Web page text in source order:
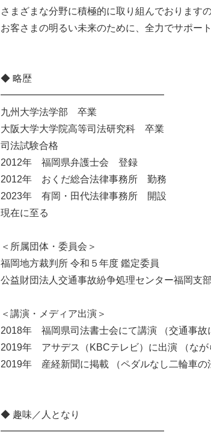
さまざまな分野に積極的に取り組んでおります
お客さまの明るい未来のために、全力でサポー
◆ 略歴
━━━━━━━━━━━━━━━━━
九州大学法学部 卒業
大阪大学大学院高等司法研究科 卒業
司法試験合格
2012年 福岡県弁護士会 登録
2012年 おくだ総合法律事務所 勤務
2023年 有岡・田代法律事務所 開設
現在に至る
＜所属団体・委員会＞
福岡地方裁判所 令和５年度 鑑定委員
公益財団法人交通事故紛争処理センター福岡支
＜講演・メディア出演＞
2018年 福岡県司法書士会にて講演 （交通事故
2019年 アサデス（KBCテレビ）に出演 （なが
2019年 産経新聞に掲載 （ペダルなし二輪車の
◆ 趣味／人となり
━━━━━━━━━━━━━━━━━